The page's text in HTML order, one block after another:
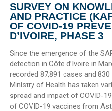
SURVEY ON
AND PRACTICE
OF COVID-19
D’IVOIRE, PHASE 3
Since the emergence of the
detection in Côte d’Ivoire in
recorded 87,891 cases and
Ministry of Health has taken
spread and impact of COVID-
of COVID-19 vaccines from